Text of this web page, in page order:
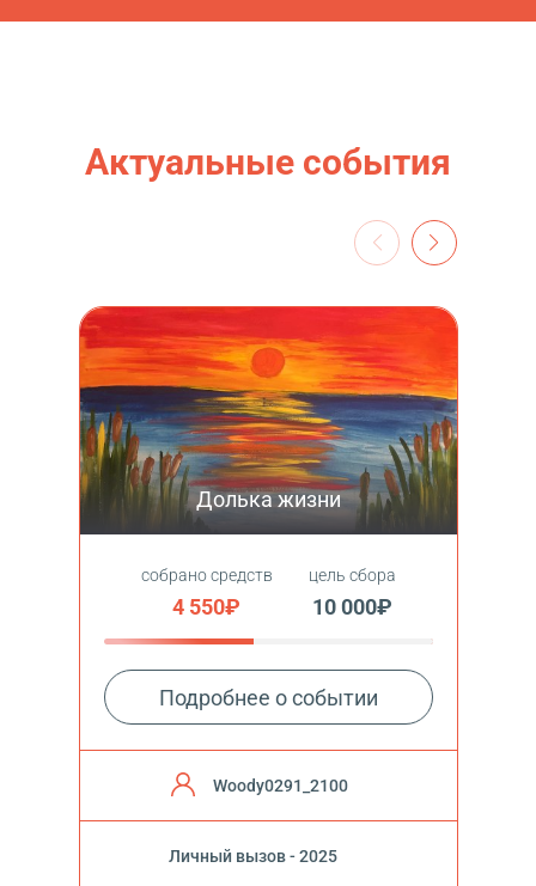
Актуальные события
Долька жизни
собрано средств
4 550₽
цель сбора
10 000₽
Подробнее о событии
Woody0291_2100
Личный вызов - 2025